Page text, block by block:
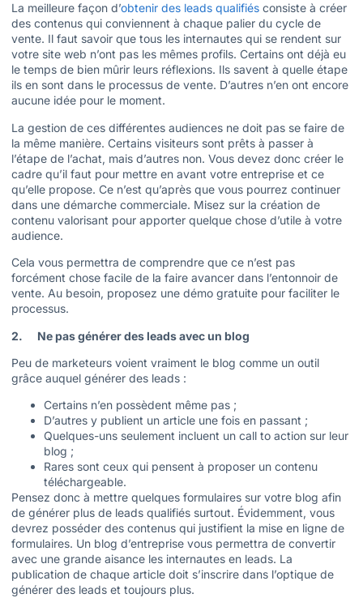
La meilleure façon d’obtenir des leads qualifiés consiste à créer
des contenus qui conviennent à chaque palier du cycle de
vente. Il faut savoir que tous les internautes qui se rendent sur
votre site web n’ont pas les mêmes profils. Certains ont déjà eu
le temps de bien mûrir leurs réflexions. Ils savent à quelle étape
ils en sont dans le processus de vente. D’autres n’en ont encore
aucune idée pour le moment.
La gestion de ces différentes audiences ne doit pas se faire de
la même manière. Certains visiteurs sont prêts à passer à
l’étape de l’achat, mais d’autres non. Vous devez donc créer le
cadre qu’il faut pour mettre en avant votre entreprise et ce
qu’elle propose. Ce n’est qu’après que vous pourrez continuer
dans une démarche commerciale. Misez sur la création de
contenu valorisant pour apporter quelque chose d’utile à votre
audience.
Cela vous permettra de comprendre que ce n’est pas
forcément chose facile de la faire avancer dans l’entonnoir de
vente. Au besoin, proposez une démo gratuite pour faciliter le
processus.
2. Ne pas générer des leads avec un blog
Peu de marketeurs voient vraiment le blog comme un outil
grâce auquel générer des leads :
Certains n’en possèdent même pas ;
D’autres y publient un article une fois en passant ;
Quelques-uns seulement incluent un call to action sur leur
blog ;
Rares sont ceux qui pensent à proposer un contenu
téléchargeable.
Pensez donc à mettre quelques formulaires sur votre blog afin
de générer plus de leads qualifiés surtout. Évidemment, vous
devrez posséder des contenus qui justifient la mise en ligne de
formulaires. Un blog d’entreprise vous permettra de convertir
avec une grande aisance les internautes en leads. La
publication de chaque article doit s’inscrire dans l’optique de
générer des leads et toujours plus.